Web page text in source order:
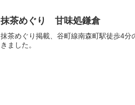
抹茶めぐり 甘味処鎌倉
抹茶めぐり掲載、谷町線南森町駅徒歩4
きました。